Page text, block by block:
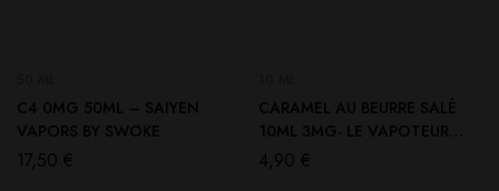
C4 0MG 50ML – SAIYEN
VAPORS BY SWOKE
17,50 €
CARAMEL AU BEURRE SALÉ
10ML 3MG- LE VAPOTEUR
BRETON
4,90 €